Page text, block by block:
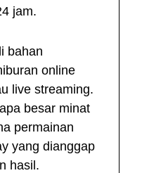
jam.
bahan
online
live streaming.
besar minat
permainan
yang dianggap
hasil.